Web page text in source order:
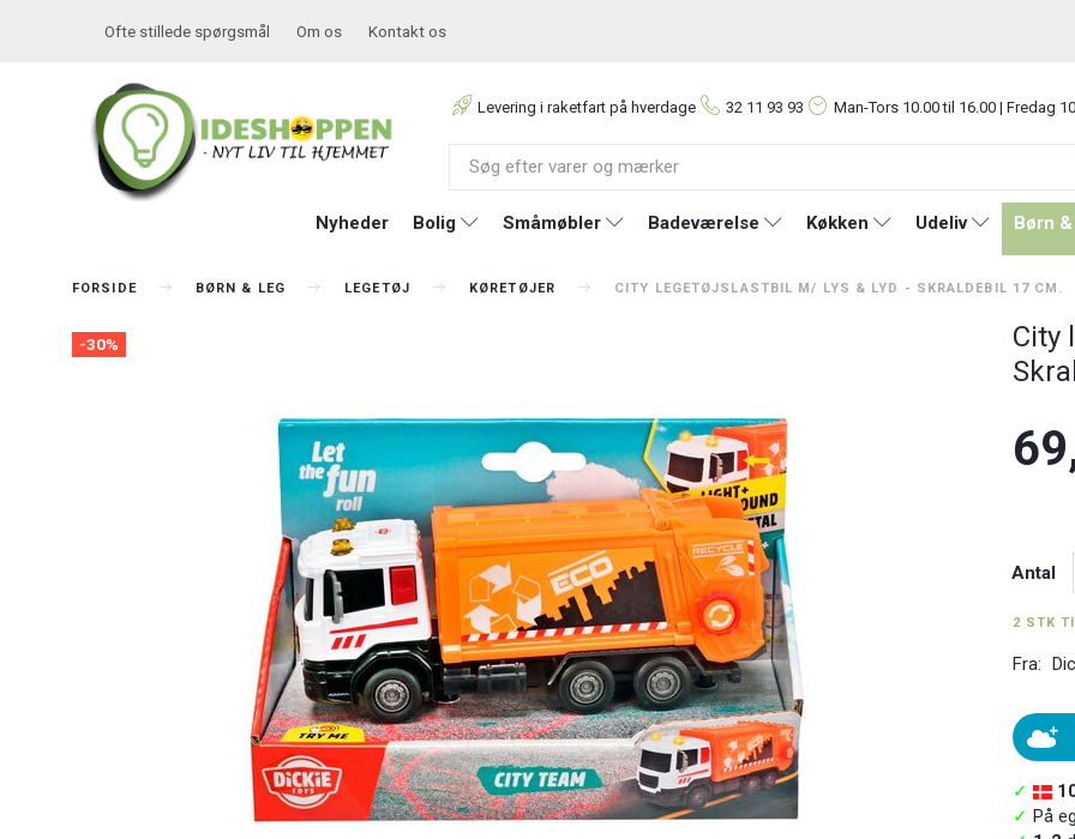
Ofte stillede spørgsmål Om os Kontakt os
Levering i raketfart på hverdage 32 11 93 93 Man-Tors 10.00 til 16.00 | Fredag
Nyheder Bolig Småmøbler Badeværelse Køkken Udeliv Børn
FORSIDE BØRN & LEG LEGETØJ KØRETØJER CITY LEGETØJSLASTBIL M/ LYS & LYD - SKRALDEBIL 17 CM.
-30%
City
Antal
2 STK
Fra:
✓
✓ På